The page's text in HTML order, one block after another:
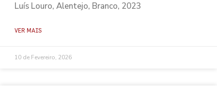
Luís Louro, Alentejo, Branco, 2023
VER MAIS
10 de Fevereiro, 2026